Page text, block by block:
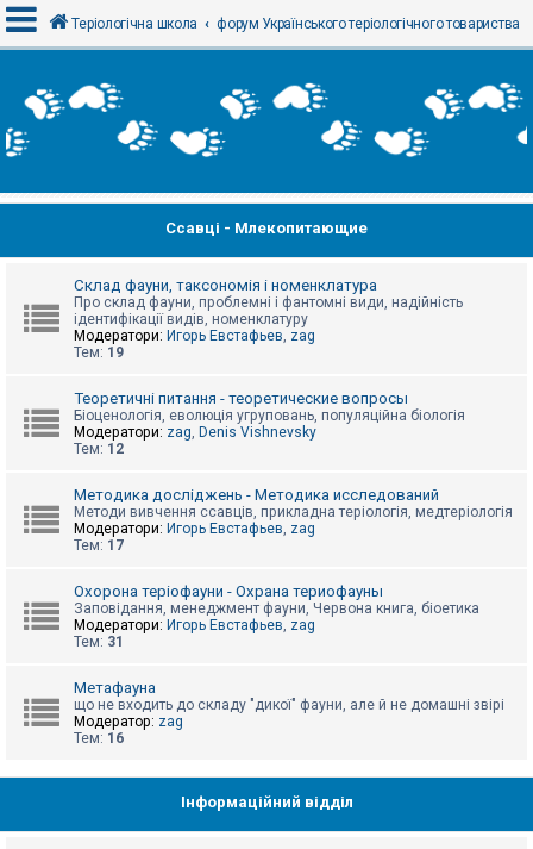
х
і
т
р
а
б
е
д
п
о
е
й
А
и
Теріологічна школа форум Українського теріологічного товариства
Ссавці - Млекопитающие
Склад фауни, таксономія і номенклатура
Про склад фауни, проблемні і фантомні види, надійність
ідентифікації видів, номенклатуру
Модератори: Игорь Евстафьев, zag
Тем: 19
Теоретичні питання - теоретические вопросы
Біоценологія, еволюція угруповань, популяційна біологія
Модератори: zag, Denis Vishnevsky
Тем: 12
Методика досліджень - Методика исследований
Методи вивчення ссавців, прикладна теріологія, медтеріологія
Модератори: Игорь Евстафьев, zag
Тем: 17
Охорона теріофауни - Охрана териофауны
Заповідання, менеджмент фауни, Червона книга, біоетика
Модератори: Игорь Евстафьев, zag
Тем: 31
Метафауна
що не входить до складу "дикої" фауни, але й не домашні звірі
Модератор: zag
Тем: 16
Інформаційний відділ